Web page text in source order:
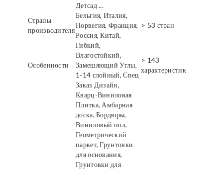
Детсад ...
Страны
производителя
Бельгия, Италия,
Норвегия, Франция,
Россия, Китай,
> 53 стран
Особенности
Гибкий,
Влагостойкий,
Замешяющий Углы,
1-14 слойный, Спец
Заказ Дизайн,
> 143
характеристик
Кварц-Виниловая
Плитка, Амбарная
доска, Бордюры,
Виниловый пол,
Геометрический
паркет, Грунтовки
для основания,
Грунтовки для